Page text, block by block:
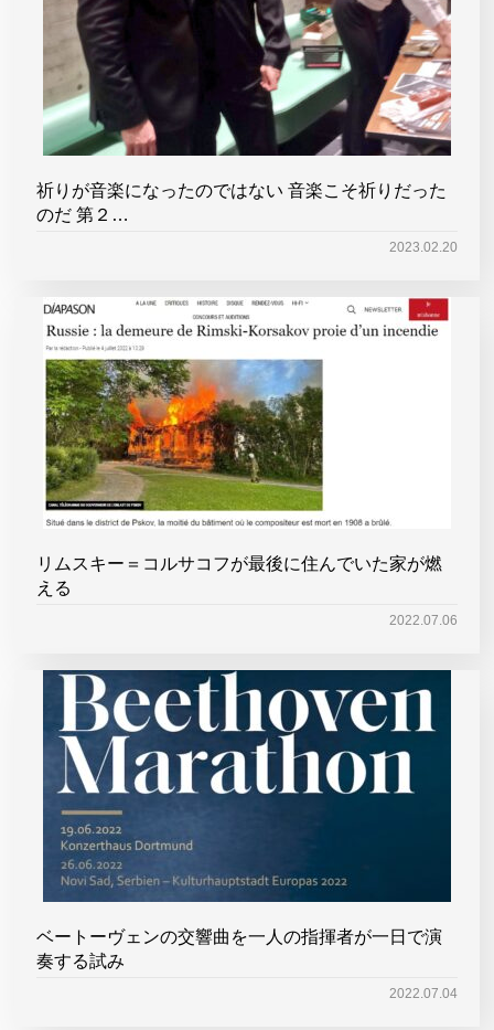
祈りが音楽になったのではない 音楽こそ祈りだった
のだ 第２…
2023.02.20
リムスキー＝コルサコフが最後に住んでいた家が燃
える
2022.07.06
ベートーヴェンの交響曲を一人の指揮者が一日で演
奏する試み
2022.07.04